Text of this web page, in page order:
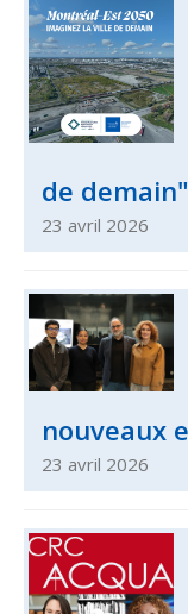
de demain"
23 avril 2026
nouveaux
23 avril 2026